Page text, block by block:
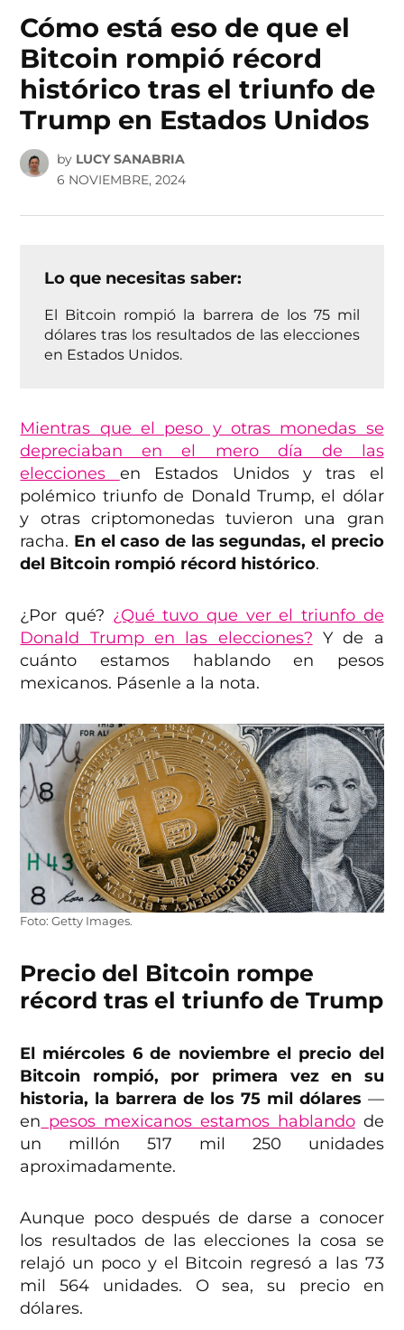
Cómo está eso de que el
Bitcoin rompió récord
histórico tras el triunfo de
Trump en Estados Unidos
by LUCY SANABRIA
6 NOVIEMBRE, 2024
Lo que necesitas saber:
El Bitcoin rompió la barrera de los 75 mil
dólares tras los resultados de las elecciones
en Estados Unidos.
Mientras que el peso y otras monedas se
depreciaban en el mero día de las
elecciones en Estados Unidos y tras el
polémico triunfo de Donald Trump, el dólar
y otras criptomonedas tuvieron una gran
racha. En el caso de las segundas, el precio
del Bitcoin rompió récord histórico.
¿Por qué? ¿Qué tuvo que ver el triunfo de
Donald Trump en las elecciones? Y de a
cuánto estamos hablando en pesos
mexicanos. Pásenle a la nota.
Foto: Getty Images.
Precio del Bitcoin rompe
récord tras el triunfo de Trump
El miércoles 6 de noviembre el precio del
Bitcoin rompió, por primera vez en su
historia, la barrera de los 75 mil dólares —
en pesos mexicanos estamos hablandode
un millón 517 mil 250 unidades
aproximadamente.
Aunque poco después de darse a conocer
los resultados de las elecciones la cosa se
relajó un poco y el Bitcoin regresó a las 73
mil 564 unidades. O sea, su precio en
dólares.